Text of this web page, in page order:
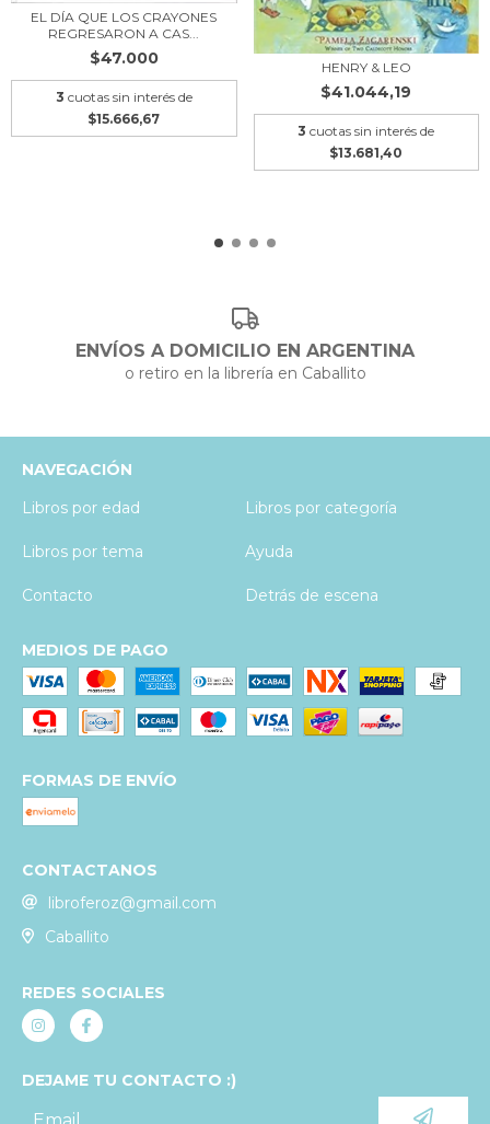
EL DÍA QUE LOS CRAYONES
REGRESARON A CAS...
$47.000
3 cuotas sin interés de
$15.666,67
HENRY & LEO
$41.044,19
3 cuotas sin interés de
$13.681,40
ENVÍOS A DOMICILIO EN ARGENTINA
o retiro en la librería en Caballito
NAVEGACIÓN
Libros por edad
Libros por categoría
Libros por tema Ayuda
Contacto Detrás de escena
MEDIOS DE PAGO
FORMAS DE ENVÍO
CONTACTANOS
libroferoz@gmail.com
Caballito
REDES SOCIALES
DEJAME TU CONTACTO :)